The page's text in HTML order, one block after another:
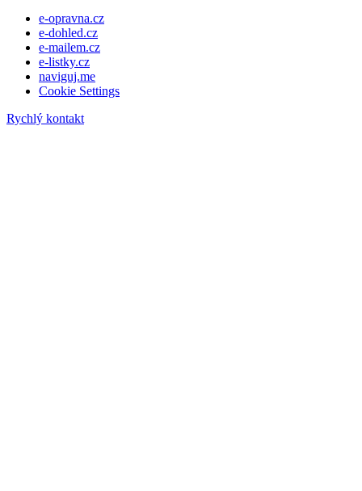
e-opravna.cz
e-dohled.cz
e-mailem.cz
e-listky.cz
naviguj.me
Cookie Settings
Rychlý kontakt